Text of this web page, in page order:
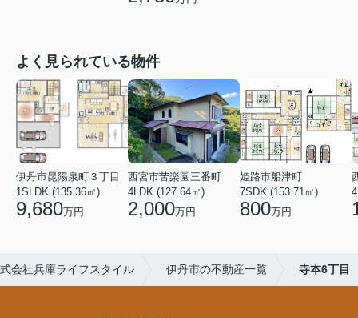
よく見られている物件
伊丹市昆陽泉町３丁目
1SLDK (135.36㎡)
9,680万円
西宮市苦楽園三番町
4LDK (127.64㎡)
2,000万円
姫路市船津町
7SDK (153.71㎡)
800万円
会社兵庫ライフスタイル 伊丹市の不動産一覧 寺本6丁目